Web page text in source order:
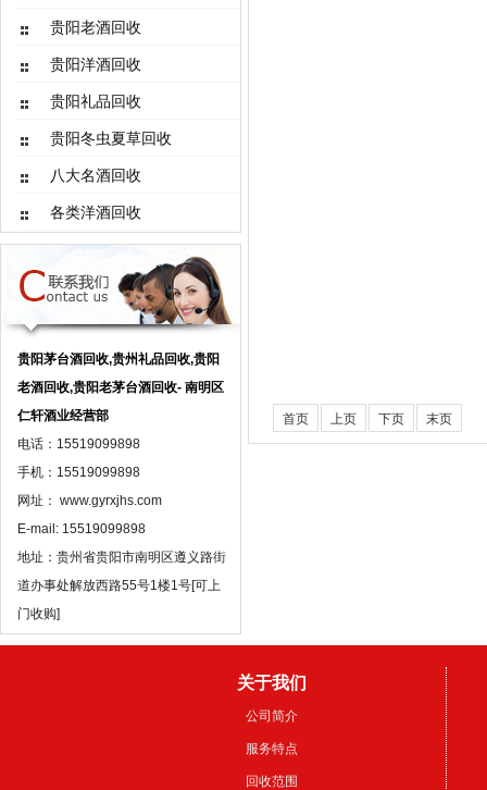
贵阳老酒回收
贵阳洋酒回收
贵阳礼品回收
贵阳冬虫夏草回收
八大名酒回收
各类洋酒回收
贵阳茅台酒回收,贵州礼品回收,贵阳
老酒回收,贵阳老茅台酒回收- 南明区
仁轩酒业经营部
电话：15519099898
手机：15519099898
网址： www.gyrxjhs.com
E-mail: 15519099898
地址：贵州省贵阳市南明区遵义路街
道办事处解放西路55号1楼1号[可上
门收购]
首页 上页 下页 末页
关于我们
公司简介
服务特点
回收范围